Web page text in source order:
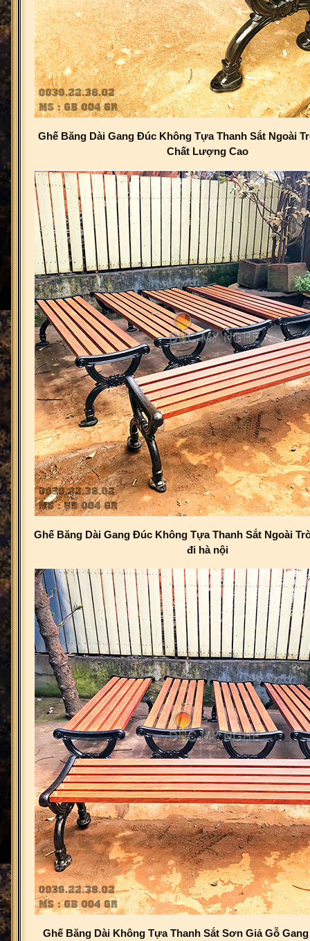
Ghế Băng Dài Gang Đúc Không Tựa Thanh Sắt Ngoài
Chất Lượng Cao
Ghế Băng Dài Gang Đúc Không Tựa Thanh Sắt Ngoài
đi hà nội
Ghế Băng Dài Không Tựa Thanh Sắt Sơn Giả Gỗ